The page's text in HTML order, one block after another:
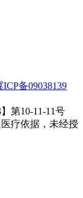
备09038139
第10-11-11号
疗依据，未经授